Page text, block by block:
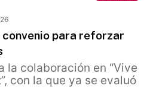
para reforzar
la colaboración en “Vive
con la que ya se evaluó